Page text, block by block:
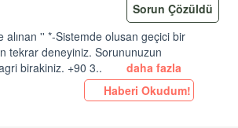
Sorun Çözüldü
alınan '' *-Sistemde olusan geçici bir
tekrar deneyiniz. Sorununuzun
birakiniz. +90 3..
daha fazla
Haberi Okudum!